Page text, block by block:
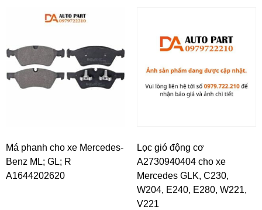
Má phanh cho xe Mercedes-
Benz ML; GL; R
A1644202620
Lọc gió động cơ
A2730940404 cho xe
Mercedes GLK, C230,
W204, E240, E280, W221,
V221